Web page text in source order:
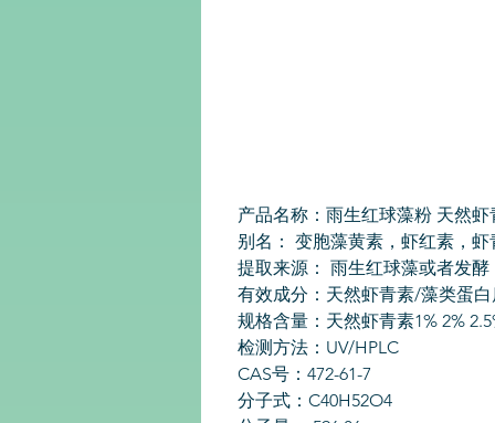
产品名称：雨生红球藻粉 天然虾
别名： 变胞藻黄素，虾红素，虾
提取来源： 雨生红球藻或者发酵
有效成分：天然虾青素/藻类蛋
规格含量：天然虾青素1% 2%
检测方法：UV/HPLC
CAS号：472-61-7
分子式：C40H52O4